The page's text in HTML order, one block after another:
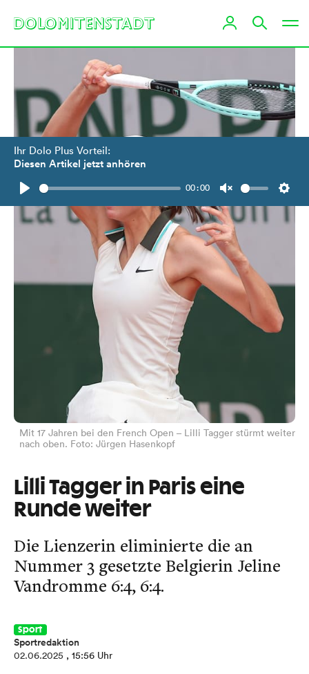
Ihr Dolo Plus Vorteil:
Diesen Artikel jetzt anhören
Play
00:00
Unmute
Mit 17 Jahren bei den French Open – Lilli Tagger stürmt weiter
nach oben. Foto: Jürgen Hasenkopf
Lilli Tagger in Paris eine
Runde weiter
Die Lienzerin eliminierte die an
Nummer 3 gesetzte Belgierin Jeline
Vandromme 6:4, 6:4.
Sport
Sportredaktion
02.06.2025 , 15:56 Uhr